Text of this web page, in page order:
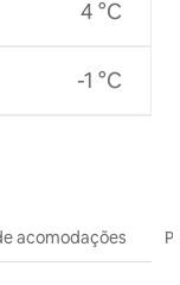
4 °C
-1 °C
acomodações